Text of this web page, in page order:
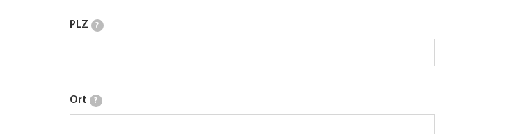
PLZ ?
Ort ?